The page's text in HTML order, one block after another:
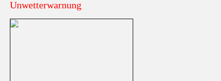
Unwetterwarnung